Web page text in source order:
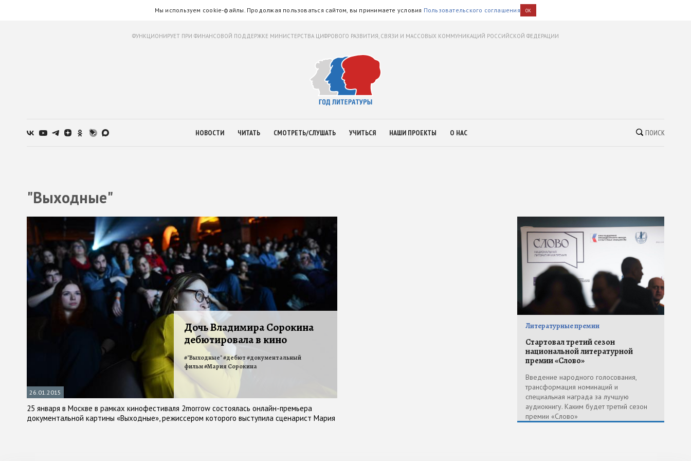
Мы используем cookie-файлы. Продолжая пользоваться сайтом, вы принимаете условия Пользовательского соглашения OK
ФУНКЦИОНИРУЕТ ПРИ ФИНАНСОВОЙ ПОДДЕРЖКЕ МИНИСТЕРСТВА ЦИФРОВОГО РАЗВИТИЯ, СВЯЗИ И МАССОВЫХ КОММУНИКАЦИЙ РОССИЙСКОЙ ФЕДЕРАЦИИ
НОВОСТИ ЧИТАТЬ СМОТРЕТЬ/СЛУШАТЬ УЧИТЬСЯ НАШИ ПРОЕКТЫ О НАС ПОИСК
"Выходные"
26.01.2015
Дочь Владимира Сорокина
дебютировала в кино
25 января в Москве в рамках кинофестиваля 2morrow состоялась онлайн-премьера
документальной картины «Выходные», режиссером которого выступила сценарист Мария
#"Выходные"#дебют#документальный
фильм#Мария Сорокина
Литературные премии
Стартовал третий сезон
национальной литературной
премии «Слово»
Введение народного голосования,
трансформация номинаций и
специальная награда за лучшую
аудиокнигу. Каким будет третий сезон
премии «Слово»